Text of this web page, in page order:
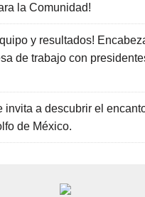
la Comunidad!
y resultados!
de trabajo con
invita a descubrir el
de México.